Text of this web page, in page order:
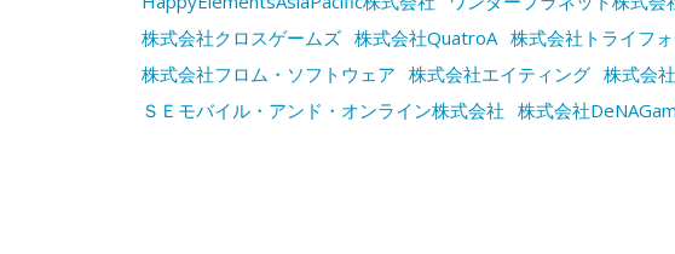
株式会社クロスゲームズ 株式会社QuatroA 株式会社トライフ
株式会社フロム・ソフトウェア
株式会社エイティング 株式会
ＳＥモバイル・アンド・オンライン株式会社
株式会社